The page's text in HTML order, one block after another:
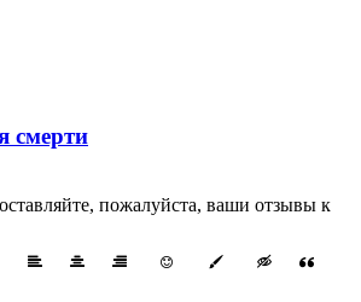
смерти
пожалуйста, ваши отзывы к